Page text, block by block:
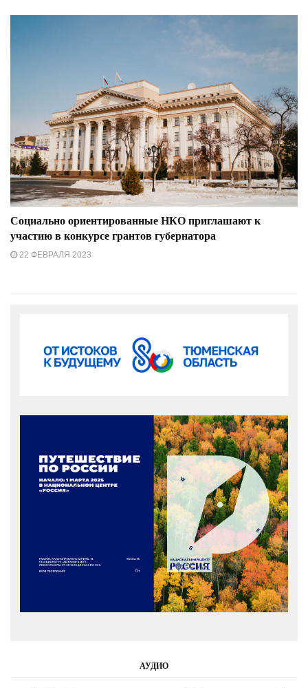
Социально ориентированные НКО приглашают к
участию в конкурсе грантов губернатора
22 ФЕВРАЛЯ 2023
АУДИО